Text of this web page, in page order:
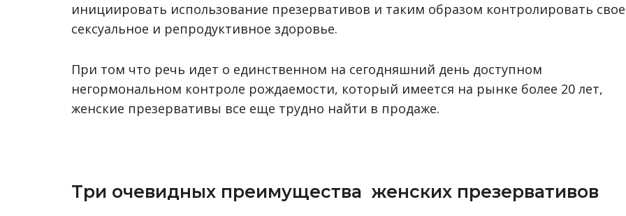
инициировать использование презервативов и таким образом контролировать свое
сексуальное и репродуктивное здоровье.
При том что речь идет о единственном на сегодняшний день доступном
негормональном контроле рождаемости, который имеется на рынке более 20 лет,
женские презервативы все еще трудно найти в продаже.
Три очевидных преимущества женских презервативов